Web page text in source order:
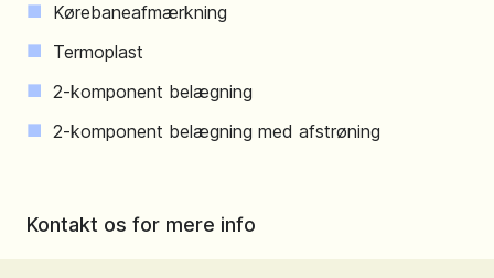
Kørebaneafmærkning
Termoplast
2-komponent belægning
2-komponent belægning med afstrøning
Kontakt os for mere info